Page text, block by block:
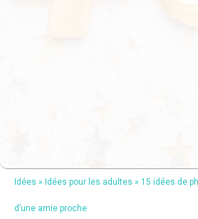
Idées » Idées pour les adultes » 15 idées de
d’une amie proche